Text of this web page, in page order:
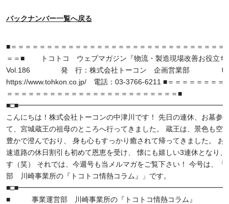
バックナンバー一覧へ戻る
■＝＝＝＝＝＝＝＝＝＝＝＝＝＝＝＝＝＝＝＝＝＝＝＝＝＝＝＝＝＝
＝＝■ トコトコ ウェブマガジン『物流・製造現場改善お役立ち
Vol.186 発 行：株式会社トーコン 企画営業部 Ｕ
https://www.tohkon.co.jp/ 電話：03-3766-6211 ■＝＝＝＝＝＝＝＝
＝＝＝＝＝＝＝＝＝＝＝＝＝＝＝＝＝＝＝＝＝＝＝＝■
こんにちは！株式会社トーコンの中津川です！ 先日の連休、お墓参
て、宮城蔵王の祖母のところへ行ってきました。 蔵王は、景色も空
豊かで澄んでおり、 身も心もすっかり癒されて帰ってきました。 お
速道路の休日割引も初めて恩恵を受け、 懐にも嬉しい3連休となり、
す（笑） それでは、今週号も当メルマガをご覧下さい！ 今号は、「
部 川崎事業所の『トコトコ情熱コラム』」です。
■ 事業運営部 川崎事業所の『トコトコ情熱コラム』